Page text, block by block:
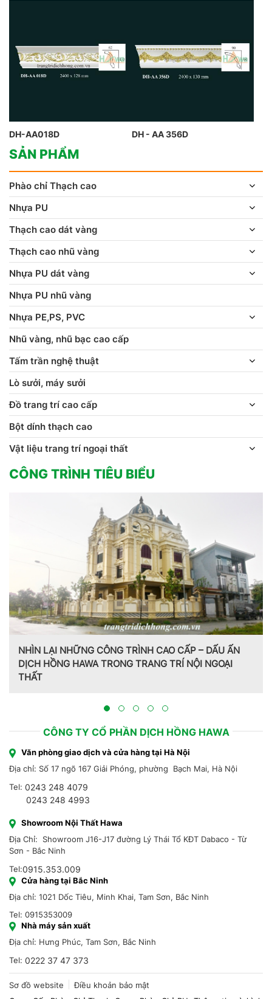
DH-AA018D DH - AA 356D
SẢN PHẨM
Phào chỉ Thạch cao
Nhựa PU
Thạch cao dát vàng
Thạch cao nhũ vàng
Nhựa PU dát vàng
Nhựa PU nhũ vàng
Nhựa PE,PS, PVC
Nhũ vàng, nhũ bạc cao cấp
Tấm trần nghệ thuật
Lò sưởi, máy sưởi
Đồ trang trí cao cấp
Bột dính thạch cao
Vật liệu trang trí ngoại thất
CÔNG TRÌNH TIÊU BIỂU
NHÌN LẠI NHỮNG CÔNG TRÌNH CAO CẤP – DẤU ẤN
DỊCH HỒNG HAWA TRONG TRANG TRÍ NỘI NGOẠI
THẤT
CÔNG TY CỔ PHẦN DỊCH HỒNG HAWA
Văn phòng giao dịch và cửa hàng tại Hà Nội
Địa chỉ: Số 17 ngõ 167 Giải Phóng, phường Bạch Mai, Hà Nội
Tel: 0243 248 4079
0243 248 4993
Showroom Nội Thất Hawa
Địa Chỉ: Showroom J16-J17 đường Lý Thái Tổ KĐT Dabaco - Từ
Sơn - Bắc Ninh
Tel:0915.353.009
Cửa hàng tại Bắc Ninh
Địa chỉ: 1021 Dốc Tiêu, Minh Khai, Tam Sơn, Bắc Ninh
Tel: 0915353009
Nhà máy sản xuất
Địa chỉ: Hưng Phúc, Tam Sơn, Bắc Ninh
Tel: 0222 37 47 373
Sơ đồ website
Điều khoản bảo mật